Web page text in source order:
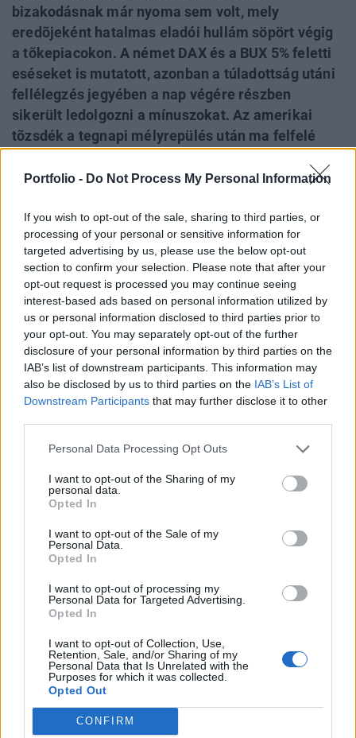
Portfolio - Do Not Process My Personal Information
If you wish to opt-out of the sale, sharing to third parties, or
processing of your personal or sensitive information for
targeted advertising by us, please use the below opt-out
section to confirm your selection. Please note that after your
opt-out request is processed you may continue seeing
interest-based ads based on personal information utilized by
us or personal information disclosed to third parties prior to
your opt-out. You may separately opt-out of the further
disclosure of your personal information by third parties on the
IAB’s list of downstream participants. This information may
also be disclosed by us to third parties on the IAB’s List of
Downstream Participants that may further disclose it to other
Personal Data Processing Opt Outs
I want to opt-out of the Sharing of my
personal data.
Opted In
I want to opt-out of the Sale of my
Personal Data.
Opted In
I want to opt-out of processing my
Personal Data for Targeted Advertising.
Opted In
I want to opt-out of Collection, Use,
Retention, Sale, and/or Sharing of my
Personal Data that Is Unrelated with the
Purposes for which it was collected.
Opted Out
CONFIRM
bizakodásnak már nyoma sem volt, mely
eredõjeként hatalmas eladói hullám söpört végig
a tõkepiacokon. A német DAX és a BUX 5% feletti
eséseket is mutatott, azonban a túladottság utáni
fellélegzés jegyében a nap végére részben
sikerült ledolgozni a mínuszokat. Az amerikai
tõzsdék a tegnapi mélyrepülés után ma felfelé
átmenetileg elbizonytalanította a befektetõket.
határidős részvényindexek.Fontosabb részletek
Pénteken az amerikai piaczárás után közölte az
S&P hitelminõsítõ, hogy egy fokozattal rontotta az
USA besorolását. Vasárnap pedig az EKB
jelentette be, hogy spanyol és olasz
államkötvényeket vesz, amelyre hétfõn sor is
került Amerika leminõsítése példátlan, egyesek
már egy új pénzügyi rendszer kialakulásáról írnak
Hétfõn elszakadt a cérna a nemzetközi piacokon,
hatalmas, 6-7%-os zuhanás volt minden tõzsdén,
ami kedd reggel is folytatódott, majd nagy
emelkedés követte A svájci frank szárnyalt, a
2011. augusztus 10. 06:40 Megosztás Kis mínuszban az
vad részvénypiaci emelkedés a jelek szerint ma nem
folytatódik, legalábbis jelenleg a vezetõ amerikai
A keresett cikk a portfolio.hu hírarchívumához
tartozik, melynek olvasása előfizetéses
regisztrációhoz kötött.
Az előfizetés a következőket tartalmazza: